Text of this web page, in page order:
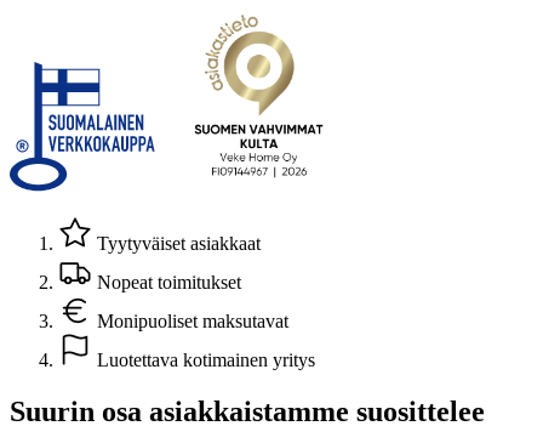
Tyytyväiset asiakkaat
Nopeat toimitukset
Monipuoliset maksutavat
Luotettava kotimainen yritys
Suurin osa asiakkaistamme suosittelee